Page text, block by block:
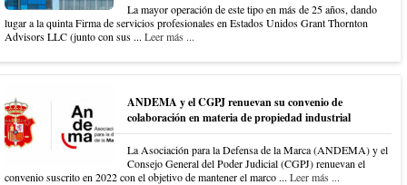
La mayor operación de este tipo en más de 25 años, dando
lugar a la quinta Firma de servicios profesionales en Estados Unidos Grant Thornton
Advisors LLC (junto con sus ... Leer más ...
ANDEMA y el CGPJ renuevan su convenio de
colaboración en materia de propiedad industrial
La Asociación para la Defensa de la Marca (ANDEMA) y el
Consejo General del Poder Judicial (CGPJ) renuevan el
convenio suscrito en 2022 con el objetivo de mantener el marco ... Leer más ...